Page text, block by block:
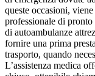
queste occasioni,
professionale di pronto
di autoambulanze
fornire una prima
trasporto, quando
L’assistenza medica